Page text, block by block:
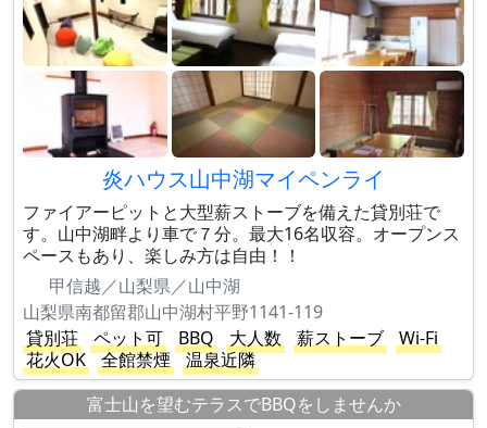
炎ハウス山中湖マイペンライ
ファイアーピットと大型薪ストーブを備えた貸別荘で
す。山中湖畔より車で７分。最大16名収容。オープンス
ペースもあり、楽しみ方は自由！！
甲信越／山梨県／山中湖
山梨県南都留郡山中湖村平野1141-119
貸別荘
ペット可 BBQ 大人数 薪ストーブ
Wi-Fi
花火OK
全館禁煙
温泉近隣
富士山を望むテラスでBBQをしませんか